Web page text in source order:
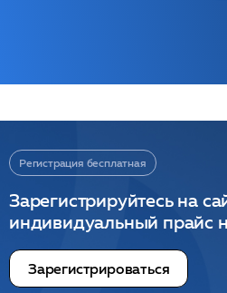
Регистрация бесплатная
Зарегистрируйтесь на
индивидуальный прайс
Зарегистрироваться